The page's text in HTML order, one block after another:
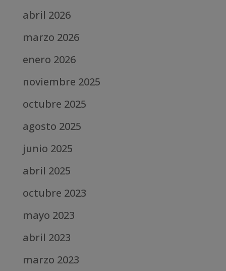
abril 2026
marzo 2026
enero 2026
noviembre 2025
octubre 2025
agosto 2025
junio 2025
abril 2025
octubre 2023
mayo 2023
abril 2023
marzo 2023